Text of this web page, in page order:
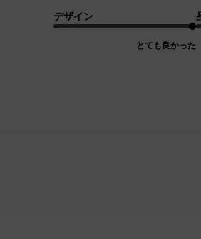
デザイン
とても良かった